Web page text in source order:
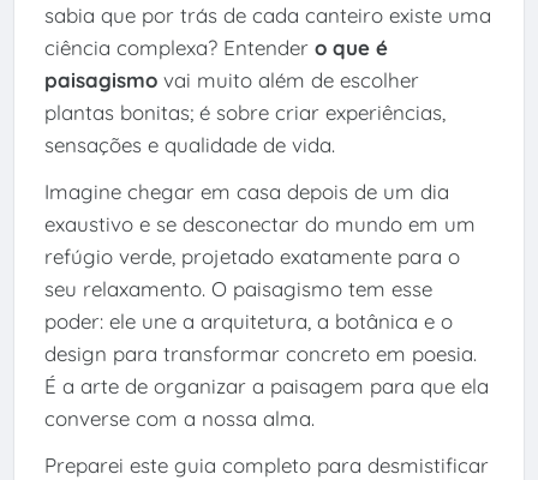
sabia que por trás de cada canteiro existe uma
ciência complexa? Entender o que é
paisagismovai muito além de escolher
plantas bonitas; é sobre criar experiências,
sensações e qualidade de vida.
Imagine chegar em casa depois de um dia
exaustivo e se desconectar do mundo em um
refúgio verde, projetado exatamente para o
seu relaxamento. O paisagismo tem esse
poder: ele une a arquitetura, a botânica e o
design para transformar concreto em poesia.
É a arte de organizar a paisagem para que ela
converse com a nossa alma.
Preparei este guia completo para desmistificar